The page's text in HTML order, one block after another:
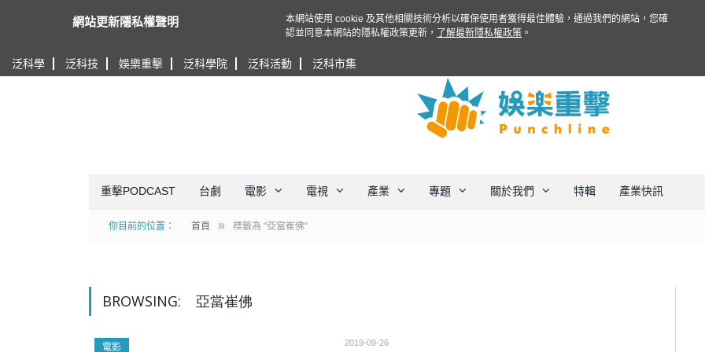
泛科學 泛科技 娛樂重擊 泛科學院 泛科活動 泛科市集
重擊PODCAST 台劇 電影 電視 產業 專題 關於我們 特輯 產業快訊
你目前的位置： 首頁 » 標籤為 "亞當崔佛"
BROWSING: 亞當崔佛
電影 2019-09-26
網站更新隱私權聲明
本網站使用 cookie 及其他相關技術分析以確保使用者獲得最佳體驗，通過我們的網站，您確
認並同意本網站的隱私權政策更新，
了解最新隱私權政策 。